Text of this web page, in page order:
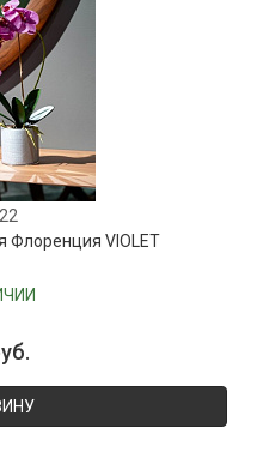
Флоренция VIOLET